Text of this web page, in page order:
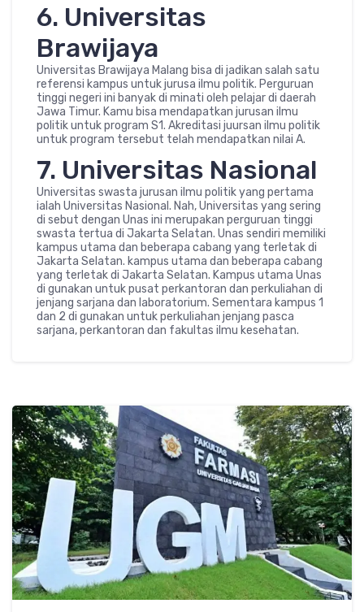
6. Universitas
Brawijaya
Universitas Brawijaya Malang bisa di jadikan salah satu
referensi kampus untuk jurusa ilmu politik. Perguruan
tinggi negeri ini banyak di minati oleh pelajar di daerah
Jawa Timur. Kamu bisa mendapatkan jurusan ilmu
politik untuk program S1. Akreditasi juursan ilmu politik
untuk program tersebut telah mendapatkan nilai A.
7. Universitas Nasional
Universitas swasta jurusan ilmu politik yang pertama
ialah Universitas Nasional. Nah, Universitas yang sering
di sebut dengan Unas ini merupakan perguruan tinggi
swasta tertua di Jakarta Selatan. Unas sendiri memiliki
kampus utama dan beberapa cabang yang terletak di
Jakarta Selatan. kampus utama dan beberapa cabang
yang terletak di Jakarta Selatan. Kampus utama Unas
di gunakan untuk pusat perkantoran dan perkuliahan di
jenjang sarjana dan laboratorium. Sementara kampus 1
dan 2 di gunakan untuk perkuliahan jenjang pasca
sarjana, perkantoran dan fakultas ilmu kesehatan.